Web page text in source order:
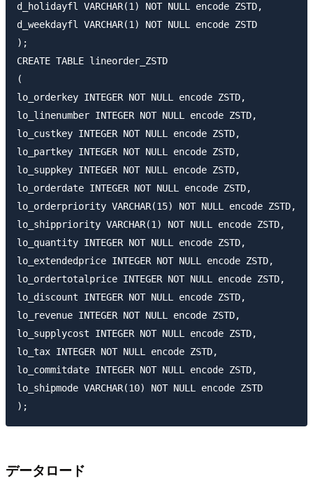
d_holidayfl VARCHAR(1) NOT NULL encode ZSTD,
d_weekdayfl VARCHAR(1) NOT NULL encode ZSTD
);
CREATE TABLE lineorder_ZSTD
(
lo_orderkey INTEGER NOT NULL encode ZSTD,
lo_linenumber INTEGER NOT NULL encode ZSTD,
lo_custkey INTEGER NOT NULL encode ZSTD,
lo_partkey INTEGER NOT NULL encode ZSTD,
lo_suppkey INTEGER NOT NULL encode ZSTD,
lo_orderdate INTEGER NOT NULL encode ZSTD,
lo_orderpriority VARCHAR(15) NOT NULL encode ZSTD,
lo_shippriority VARCHAR(1) NOT NULL encode ZSTD,
lo_quantity INTEGER NOT NULL encode ZSTD,
lo_extendedprice INTEGER NOT NULL encode ZSTD,
lo_ordertotalprice INTEGER NOT NULL encode ZSTD,
lo_discount INTEGER NOT NULL encode ZSTD,
lo_revenue INTEGER NOT NULL encode ZSTD,
lo_supplycost INTEGER NOT NULL encode ZSTD,
lo_tax INTEGER NOT NULL encode ZSTD,
lo_commitdate INTEGER NOT NULL encode ZSTD,
lo_shipmode VARCHAR(10) NOT NULL encode ZSTD
データロード